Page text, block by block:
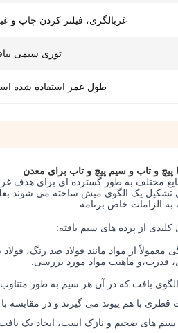
غربالگری، فیلتر کردن چاپ و
توری سیمی
طول عمر استفاده شده
و تاب و سیم پیچ و تاب برای معدن
مختلف به طور گسترده ای برای هدف
تشکیل یک الگوی میش ساخته می شوند.بغل
کلیدی از پرده های سیم بافته:
معمولاً از مواد مانند فولاد ضد زنگ،
قدرت،و ماهیت مواد مورد بررسی.
الگوی بافت که در آن هر سیم به طور
با هم پیوند می گیرند و در مقایسه
سیم های ضخیم و نازک است، ایجاد یک